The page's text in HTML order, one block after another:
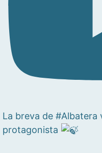
La breva de
protagonista